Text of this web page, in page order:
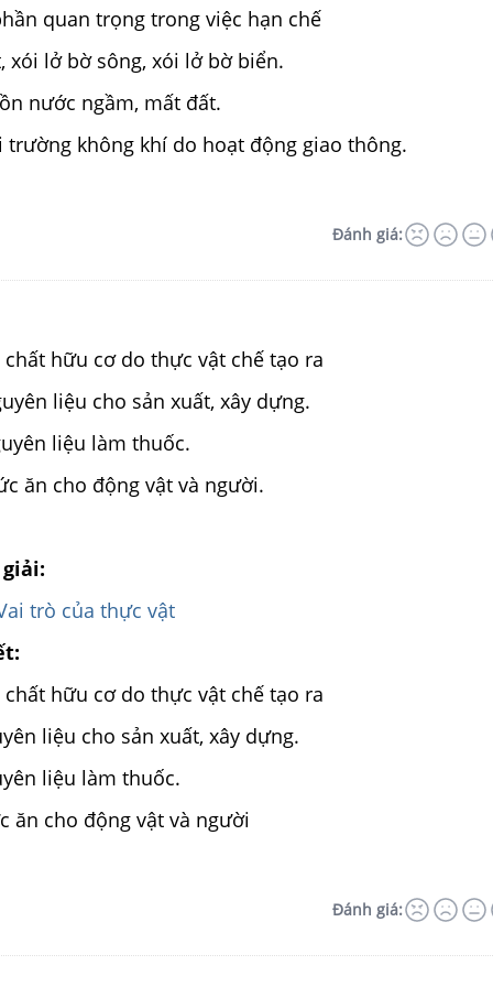
quan trọng trong việc hạn chế
xói lở bờ sông, xói lở bờ biển.
nước ngầm, mất đất.
trường không khí do hoạt động giao thông.
Đánh giá:
chất hữu cơ do thực vật chế tạo ra
liệu cho sản xuất, xây dựng.
liệu làm thuốc.
ăn cho động vật và người.
trò của thực vật
chất hữu cơ do thực vật chế tạo ra
liệu cho sản xuất, xây dựng.
liệu làm thuốc.
ăn cho động vật và người
Đánh giá: